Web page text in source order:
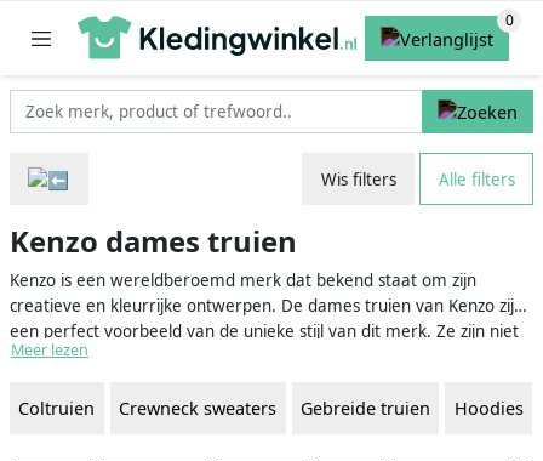
Wis filters Alle filters
Kenzo dames truien
Kenzo is een wereldberoemd merk dat bekend staat om zijn
creatieve en kleurrijke ontwerpen. De dames truien van Kenzo zijn
een perfect voorbeeld van de unieke stijl van dit merk. Ze zijn niet
alleen warm en comfortabel, maar ook stijlvol en modieus. Dit
graag trendy uitzien, zonder in te leveren op comfort.
Meer lezen
Coltruien Crewneck sweaters Gebreide truien Hoodies